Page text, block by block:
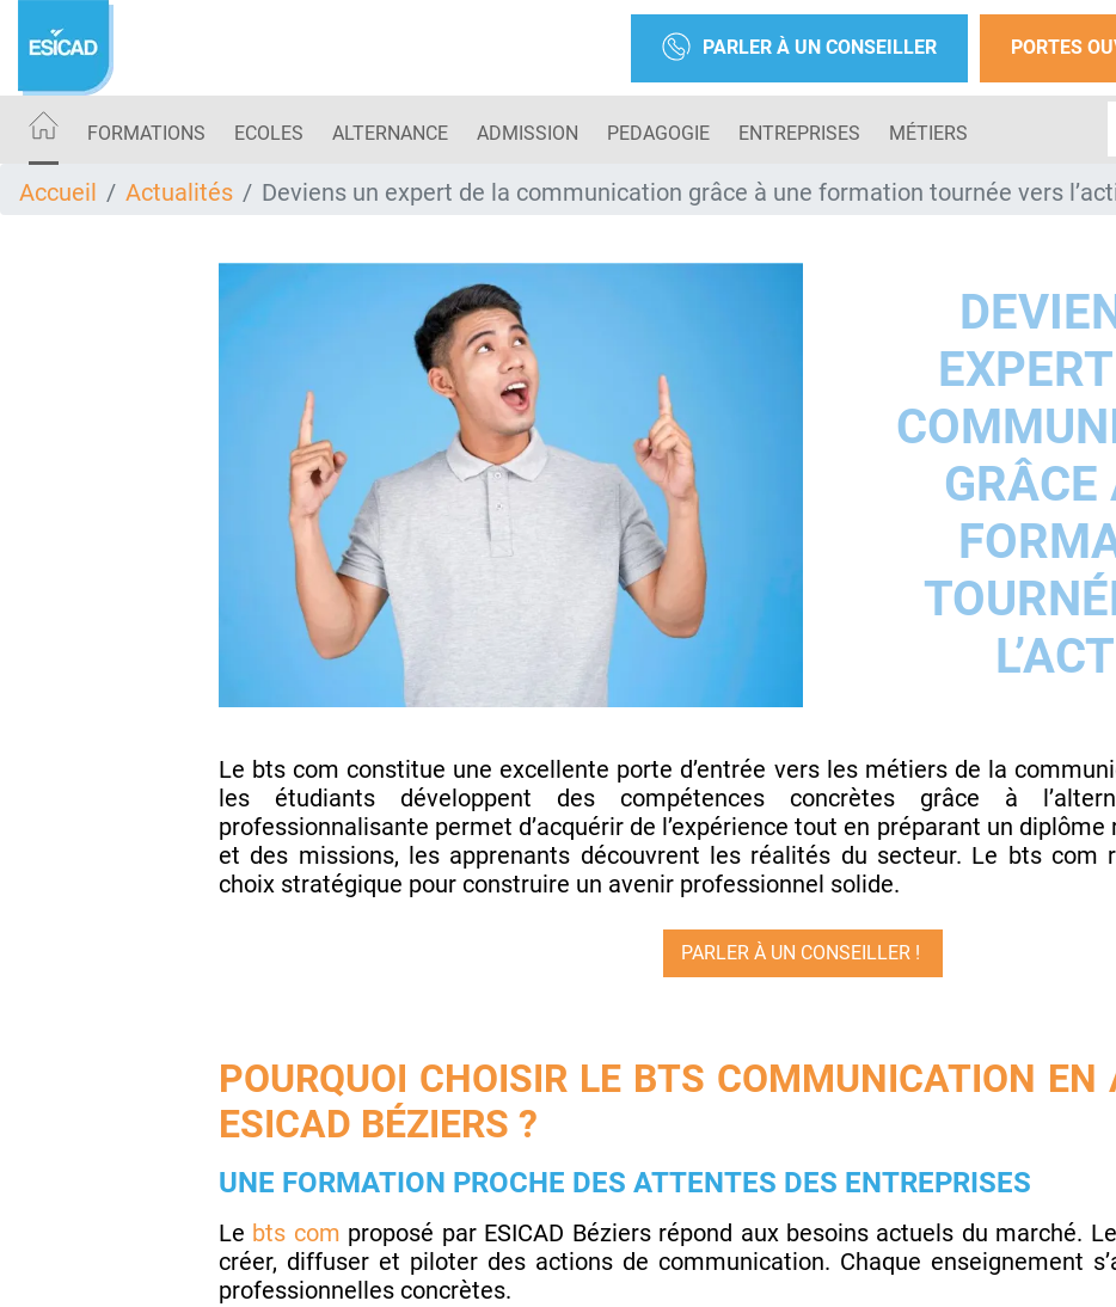
contenu
PARLER À UN CONSEILLER PORTES
FORMATIONS ECOLES ALTERNANCE ADMISSION PEDAGOGIE ENTREPRISES MÉTIERS
Accueil Actualités Deviens un expert de la communication grâce à une formation tournée vers
GRÂCE
Le bts com constitue une excellente porte d’entrée vers les métiers de la
les étudiants développent des compétences concrètes grâce à
professionnalisante permet d’acquérir de l’expérience tout en préparant un
et des missions, les apprenants découvrent les réalités du secteur. Le bts com
choix stratégique pour construire un avenir professionnel solide.
PARLER À UN CONSEILLER !
POURQUOI CHOISIR LE BTS COMMUNICATION EN
ESICAD BÉZIERS ?
UNE FORMATION PROCHE DES ATTENTES DES ENTREPRISES
Le bts com proposé par ESICAD Béziers répond aux besoins actuels du marché.
créer, diffuser et piloter des actions de communication. Chaque enseignement
professionnelles concrètes.